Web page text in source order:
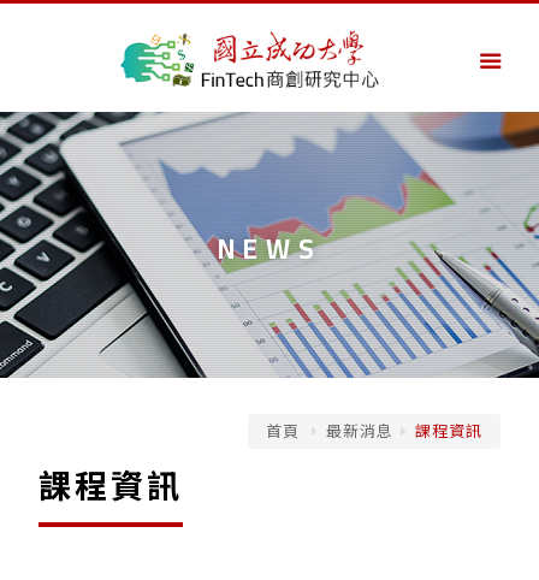
NEWS
首頁 最新消息 課程資訊
課程資訊